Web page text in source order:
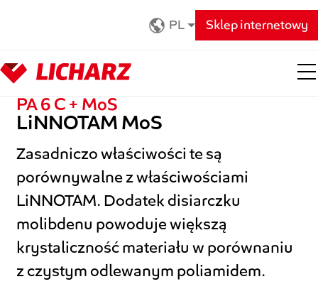
PL
Sklep internetowy
PA 6 C + MoS
LiNNOTAM MoS
Zasadniczo właściwości te są
porównywalne z właściwościami
LiNNOTAM. Dodatek disiarczku
molibdenu powoduje większą
krystaliczność materiału w porównaniu
z czystym odlewanym poliamidem.